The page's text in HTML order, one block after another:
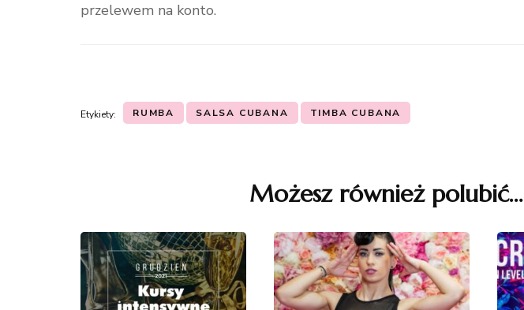
przelewem na konto.
Etykiety: RUMBA SALSA CUBANA TIMBA CUBANA
Możesz również polubić…